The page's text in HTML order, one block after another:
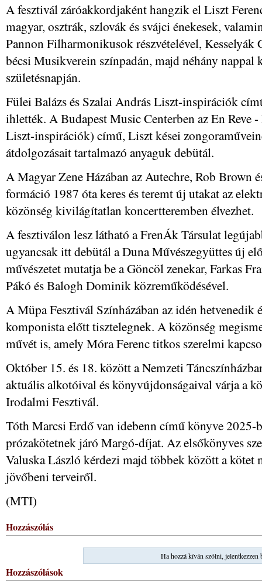
A fesztivál záróakkordjaként hangzik el Liszt
magyar, osztrák, szlovák és svájci énekesek,
Pannon Filharmonikusok részvételével, Kesselyák
bécsi Musikverein színpadán, majd néhány nappal
születésnapján.
Fülei Balázs és Szalai András Liszt-inspirációk
ihlették. A Budapest Music Centerben az En
Liszt-inspirációk) című, Liszt kései
átdolgozásait tartalmazó anyaguk debütál.
A Magyar Zene Házában az Autechre, Rob Brown
formáció 1987 óta keres és teremt új utakat az
közönség kivilágítatlan koncertteremben élvezhet.
A fesztiválon lesz látható a FrenÁk Társulat
ugyancsak itt debütál a Duna Művészegyüttes új
művészetet mutatja be a Göncöl zenekar, Farkas
Pákó és Balogh Dominik közreműködésével.
A Müpa Fesztivál Színházában az idén
komponista előtt tisztelegnek. A közönség
művét is, amely Móra Ferenc titkos szerelmi
Október 15. és 18. között a Nemzeti
aktuális alkotóival és könyvújdonságaival várja a
Irodalmi Fesztivál.
Tóth Marcsi Erdő van idebenn című könyve 2025-
prózakötetnek járó Margó-díjat. Az elsőkönyves
Valuska László kérdezi majd többek között a kötet
jövőbeni terveiről.
(MTI)
Hozzászólás
Ha hozzá kíván szólni, jelentkezzen
Hozzászólások